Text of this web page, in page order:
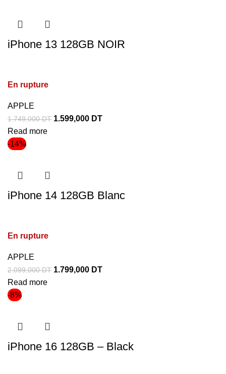
iPhone 13 128GB NOIR
En rupture
APPLE
1.749,000DT 1.599,000 DT
Read more
-14%
iPhone 14 128GB Blanc
En rupture
APPLE
2.099,000DT 1.799,000 DT
Read more
-8%
iPhone 16 128GB – Black